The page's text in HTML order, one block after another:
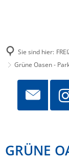
Sie sind hier:
Grüne Oasen -
GRÜNE